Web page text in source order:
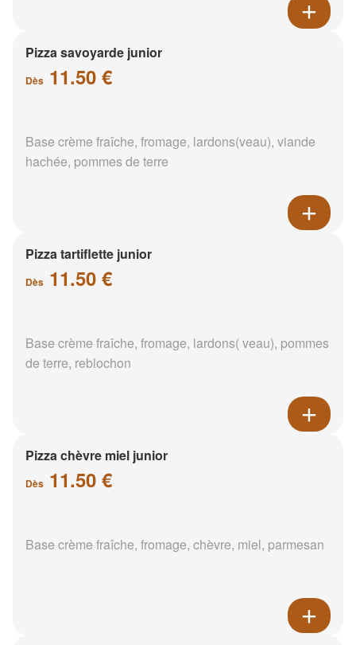
Pizza savoyarde junior
Dès 11.50 €
Base crème fraîche, fromage, lardons(veau), viande
hachée, pommes de terre
Pizza tartiflette junior
Dès 11.50 €
Base crème fraîche, fromage, lardons( veau), pommes
de terre, reblochon
Pizza chèvre miel junior
Dès 11.50 €
Base crème fraîche, fromage, chèvre, miel, parmesan